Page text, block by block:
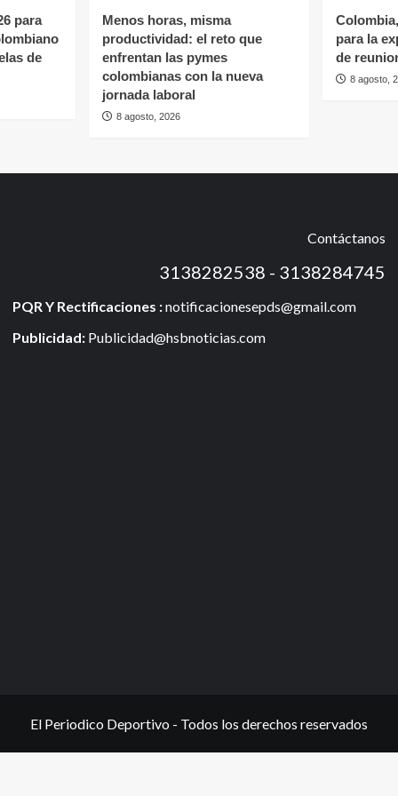
para
de
Menos horas, misma
productividad: el reto que
enfrentan las pymes
colombianas con la nueva
jornada laboral
8 agosto, 2026
para la
de
8 agosto,
Contáctanos
3138282538 - 3138284745
PQR Y Rectificaciones :notificacionesepds@gmail.com
Publicidad: Publicidad@hsbnoticias.com